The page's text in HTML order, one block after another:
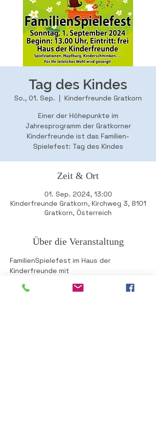
Tag des Kindes
So., 01. Sep.
  |
Kinderfreunde Gratkorn
Einer der Höhepunkte im
Jahresprogramm der Gratkorner
Kinderfreunde ist das Familien-
Spielefest: Tag des Kindes
Zeit & Ort
01. Sep. 2024, 13:00
Kinderfreunde Gratkorn, Kirchweg 3, 8101
Gratkorn, Österreich
Über die Veranstaltung
FamilienSpielefest im Haus der
Kinderfreunde mit
Kinderschminken, ...